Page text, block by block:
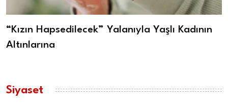
“Kızın Hapsedilecek” Yalanıyla Yaşlı Kadının
Altınlarına
Siyaset